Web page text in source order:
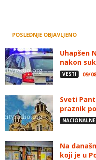
POSLEDNJE OBJAVLJENO
Uhapšen
nakon
VESTI 09/
Sveti
praznik
Na
koji je u